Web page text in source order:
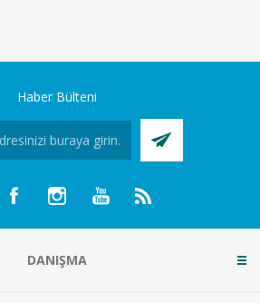
Haber Bülteni
DANIŞMA